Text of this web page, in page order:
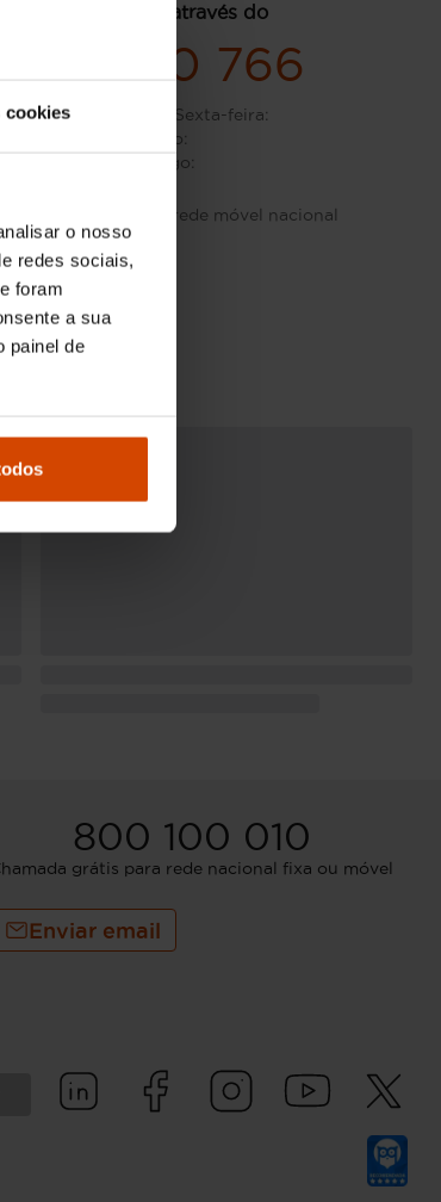
cookies
o nosso
redes sociais,
foram
a sua
painel de
contacte-nos através do
932 220 766
Segunda-feira - Sexta-feira:
Sábado:
Domingo:
de chamada para rede móvel nacional
800 100 010
grátis para rede nacional fixa ou móvel
Enviar email